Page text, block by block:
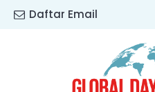
Daftar Email